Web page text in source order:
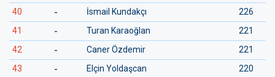
40
- İsmail Kundakçı
226
41
- Turan Karaoğlan
221
42
- Caner Özdemir
221
43
- Elçin Yoldaşcan
220